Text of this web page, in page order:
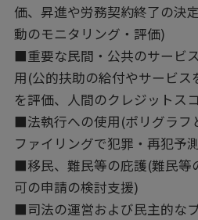
価、昇進や労務契約終了の決
動のモニタリング・評価)
■重要な民間・公共のサービ
用(公的扶助の給付やサービス
を評価、人間のクレジットス
■法執行への使用(ポリグラフ
ファイリングで犯罪・再犯予
■移民、難民等の庇護(難民等
可の申請の検討支援)
■司法の運営および民主的な